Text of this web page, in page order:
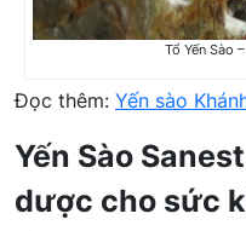
Tổ Yến Sào
Đọc thêm: Yến sào
Yến Sào
dược cho sức